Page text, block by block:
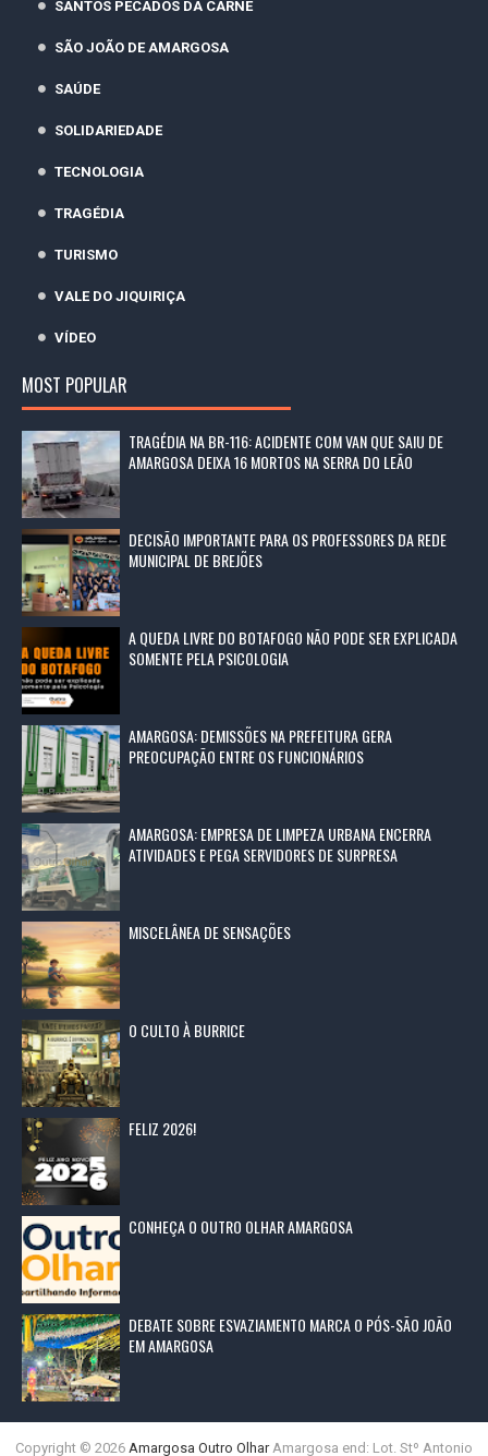
SANTOS PECADOS DA CARNE
SÃO JOÃO DE AMARGOSA
SAÚDE
SOLIDARIEDADE
TECNOLOGIA
TRAGÉDIA
TURISMO
VALE DO JIQUIRIÇA
VÍDEO
MOST POPULAR
TRAGÉDIA NA BR-116: ACIDENTE COM VAN QUE SAIU DE
AMARGOSA DEIXA 16 MORTOS NA SERRA DO LEÃO
DECISÃO IMPORTANTE PARA OS PROFESSORES DA REDE
MUNICIPAL DE BREJÕES
A QUEDA LIVRE DO BOTAFOGO NÃO PODE SER EXPLICADA
SOMENTE PELA PSICOLOGIA
AMARGOSA: DEMISSÕES NA PREFEITURA GERA
PREOCUPAÇÃO ENTRE OS FUNCIONÁRIOS
AMARGOSA: EMPRESA DE LIMPEZA URBANA ENCERRA
ATIVIDADES E PEGA SERVIDORES DE SURPRESA
MISCELÂNEA DE SENSAÇÕES
O CULTO À BURRICE
FELIZ 2026!
CONHEÇA O OUTRO OLHAR AMARGOSA
DEBATE SOBRE ESVAZIAMENTO MARCA O PÓS-SÃO JOÃO
EM AMARGOSA
Copyright © 2026 Amargosa Outro Olhar Amargosa end: Lot. Stº Antonio